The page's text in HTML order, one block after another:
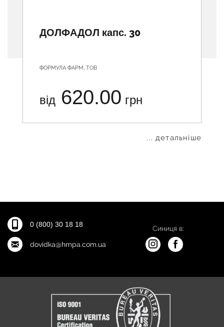
ДОЛФАДОЛ капс. 30
ФОРМУЛА ФАРМ, ТОВ
від 620.00 грн
... детальніше
0 (800) 30 18 18
dovidka@hmpa.com.ua
Синиця в: